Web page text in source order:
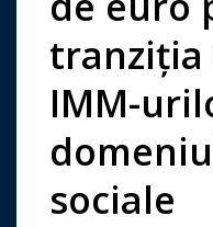
tranziția
IMM-
sociale